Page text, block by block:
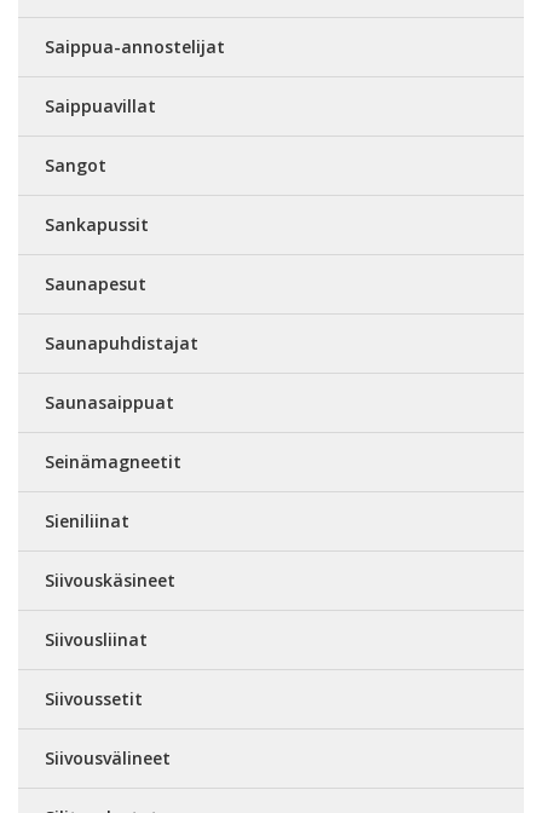
Saippua-annostelijat
Saippuavillat
Sangot
Sankapussit
Saunapesut
Saunapuhdistajat
Saunasaippuat
Seinämagneetit
Sieniliinat
Siivouskäsineet
Siivousliinat
Siivoussetit
Siivousvälineet